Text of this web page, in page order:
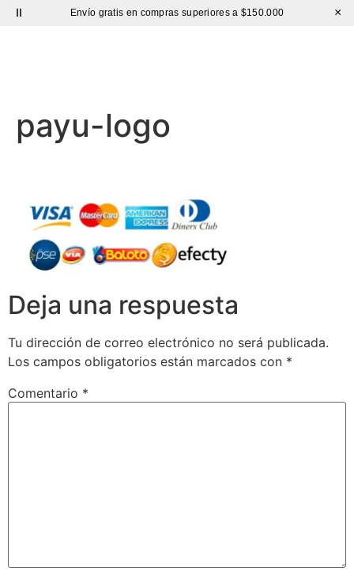
Envío gratis en compras superiores a $150.000 ×
payu-logo
Deja una respuesta
Tu dirección de correo electrónico no será publicada.
Los campos obligatorios están marcados con *
Comentario *